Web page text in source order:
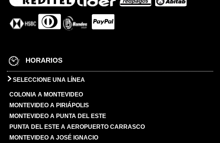
HORARIOS
SELECCIONE UNA LÍNEA
COLONIA A MONTEVIDEO
MONTEVIDEO A PIRIÁPOLIS
MONTEVIDEO A PUNTA DEL ESTE
PUNTA DEL ESTE A AEROPUERTO CARRASCO
MONTEVIDEO A JOSÉ IGNACIO